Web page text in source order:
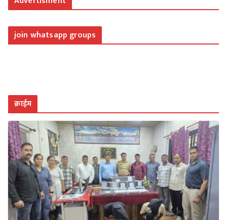
join whatsapp groups
क्राईम